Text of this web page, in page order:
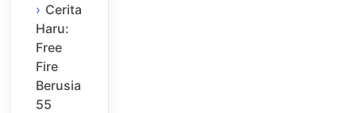
Cerita
Haru:
Free
Fire
Berusia
55